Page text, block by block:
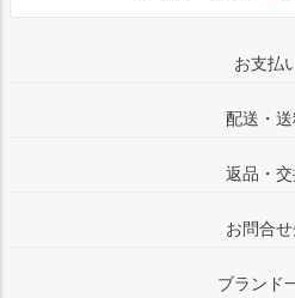
お支払
配送・
返品・
お問合
ブランド